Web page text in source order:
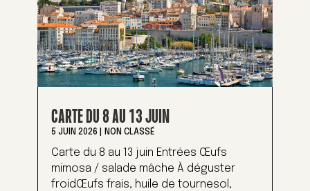
CARTE DU 8 AU 13 JUIN
5 JUIN 2026 NON CLASSÉ
Carte du 8 au 13 juin Entrées Œufs
mimosa / salade mâche À déguster
froidŒufs frais, huile de tournesol,